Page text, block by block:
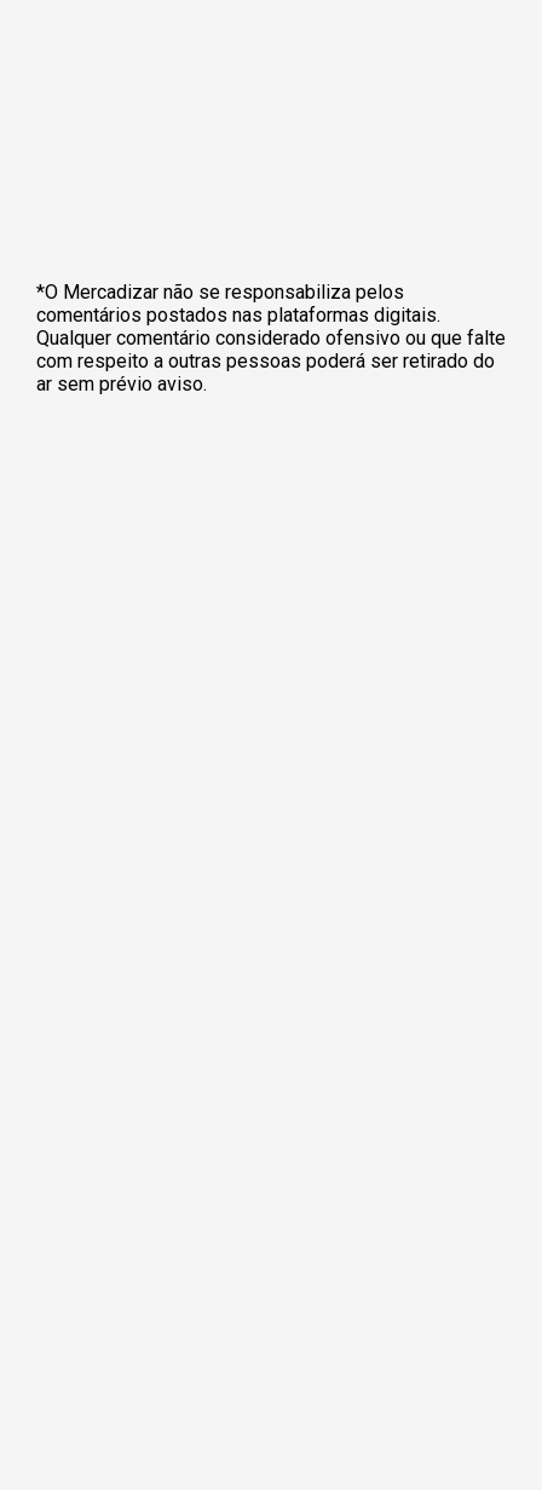
*O Mercadizar não se responsabiliza pelos
comentários postados nas plataformas digitais.
Qualquer comentário considerado ofensivo ou que falte
com respeito a outras pessoas poderá ser retirado do
ar sem prévio aviso.